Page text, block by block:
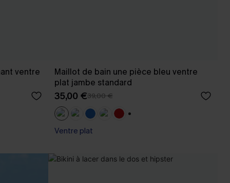
ventre
Maillot de bain une pièce bleu ventre
plat jambe standard
35,00 €39,00 €
Ventre plat